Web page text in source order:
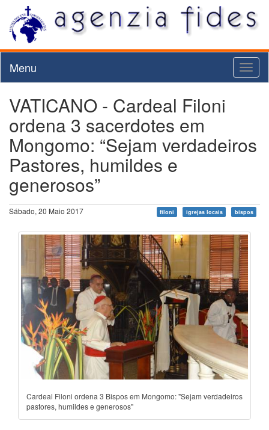
Menu
VATICANO - Cardeal Filoni
ordena 3 sacerdotes em
Mongomo: “Sejam verdadeiros
Pastores, humildes e
generosos”
Sábado, 20 Maio 2017 filoni igrejas locais bispos
Cardeal Filoni ordena 3 Bispos em Mongomo: "Sejam verdadeiros
pastores, humildes e generosos"